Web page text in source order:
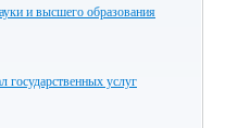
и высшего образования
государственных услуг